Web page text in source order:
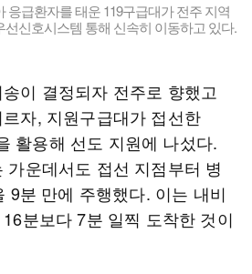
응급환자를 태운 119구급대가 전주 지역
신호시스템 통해 신속히 이동하고 있다.
이 결정되자 전주로 향했고
자, 지원구급대가 접선한
활용해 선도 지원에 나섰다.
가운데서도 접선 지점부터 병
9분 만에 주행했다. 이는 내비
분보다 7분 일찍 도착한 것이